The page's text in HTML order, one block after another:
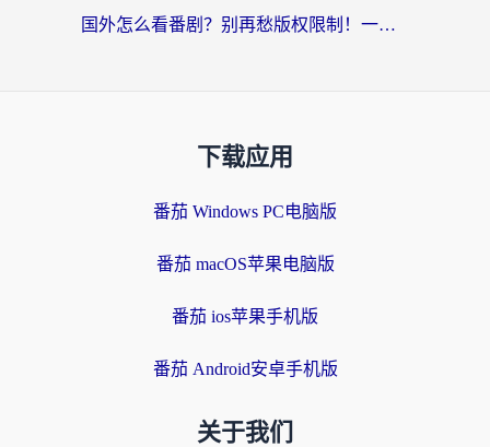
国外怎么看番剧？别再愁版权限制！一个工具解决所有回国追剧难题
下载应用
番茄 Windows PC电脑版
番茄 macOS苹果电脑版
番茄 ios苹果手机版
番茄 Android安卓手机版
关于我们